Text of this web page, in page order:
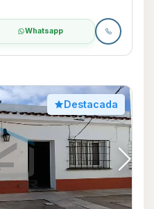
Whatsapp
Destacada